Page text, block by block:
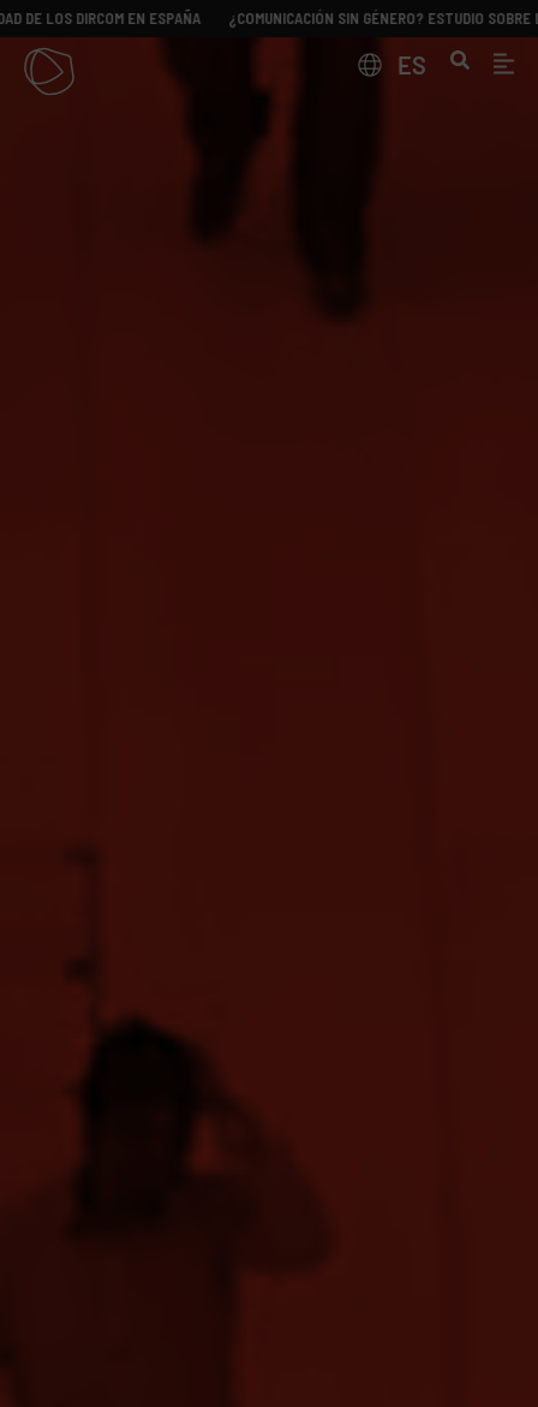
DIRCOM EN ESPAÑA ¿COMUNICACIÓN SIN GÉNERO? ESTUDIO SOBRE LA
ES